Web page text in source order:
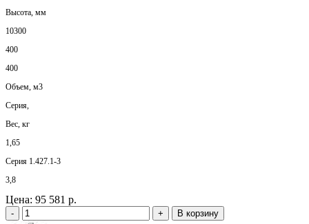
Высота, мм
10300
400
400
Объем, м3
Серия,
Вес, кг
1,65
Серия 1.427.1-3
3,8
Цена: 95 581 р.
- + В корзину